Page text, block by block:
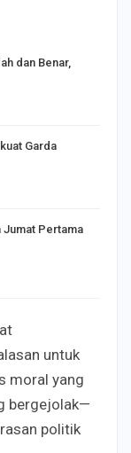
dan Benar,
Garda
Jumat Pertama
untuk
moral yang
bergejolak—
politik